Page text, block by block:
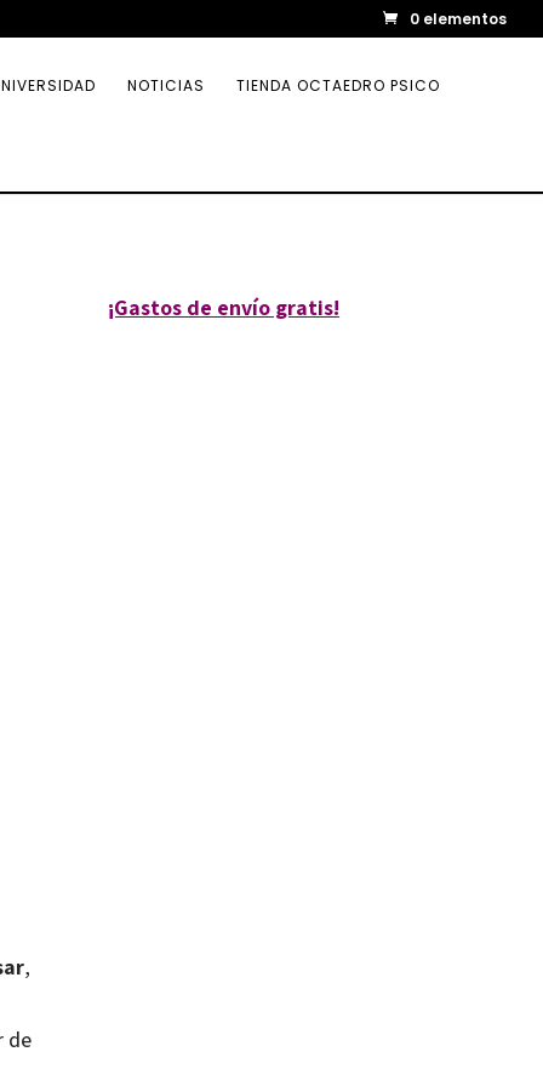
0 elementos
NOTICIAS TIENDA OCTAEDRO PSICO
,
de
¡Gastos de envío gratis!